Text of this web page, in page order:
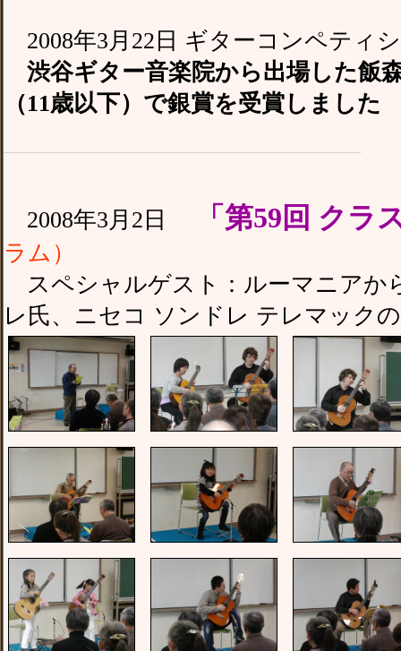
2008年3月22日 ギターコンペティ
渋谷ギター音楽院から出場した飯
（11歳以下）で銀賞を受賞しました
2008年3月2日 「第59回 クラ
ラム）
スペシャルゲスト：ルーマニアか
レ氏、ニセコ ソンドレ テレマック